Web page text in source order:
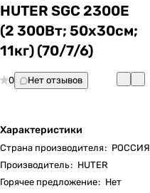
HUTER SGC 2300E
(2 300Вт; 50х30см;
11кг) (70/7/6)
0 Нет отзывов
Характеристики
Страна производителя: РОССИЯ
Производитель: HUTER
Горячее предложение: Нет